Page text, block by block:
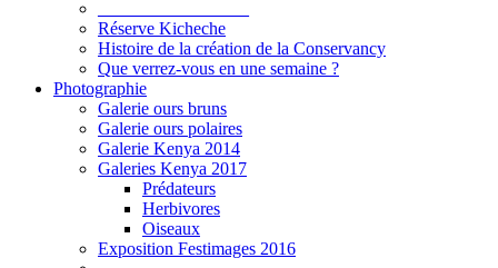
Réserve Kicheche
Histoire de la création de la Conservancy
Que verrez-vous en une semaine ?
Photographie
Galerie ours bruns
Galerie ours polaires
Galerie Kenya 2014
Galeries Kenya 2017
Prédateurs
Herbivores
Oiseaux
Exposition Festimages 2016